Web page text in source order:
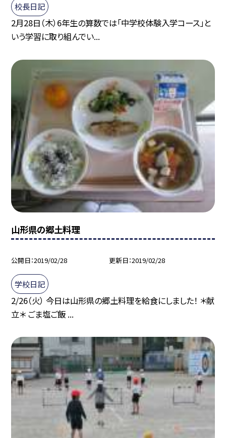
校長日記
2月28日（木）6年生の算数では「中学校体験入学コース」と
いう学習に取り組んでい...
山形県の郷土料理
公開日 2019/02/28 更新日 2019/02/28
学校日記
2/26（火） 今日は山形県の郷土料理を給食にしました！ ＊献
立＊ ごま塩ご飯 ...